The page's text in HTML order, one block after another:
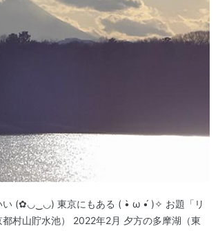
い (✿◡‿◡) 東京にもある ( •̀ ω •́ )✧ お題「リ
村山貯水池） 2022年2月 夕方の多摩湖（東